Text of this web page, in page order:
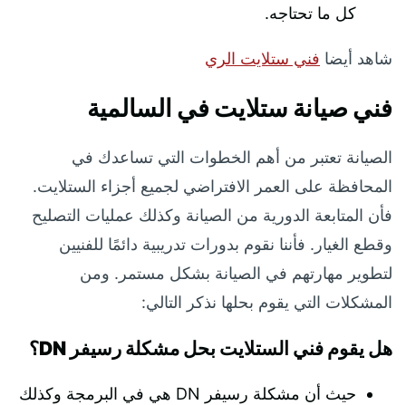
كل ما تحتاجه.
شاهد أيضا فني ستلايت الري
فني صيانة ستلايت في السالمية
الصيانة تعتبر من أهم الخطوات التي تساعدك في
المحافظة على العمر الافتراضي لجميع أجزاء الستلايت.
فأن المتابعة الدورية من الصيانة وكذلك عمليات التصليح
وقطع الغيار. فأننا نقوم بدورات تدريبية دائمًا للفنيين
لتطوير مهارتهم في الصيانة بشكل مستمر. ومن
المشكلات التي يقوم بحلها نذكر التالي:
هل يقوم فني الستلايت بحل مشكلة رسيفر DN؟
حيث أن مشكلة رسيفر DN هي في البرمجة وكذلك